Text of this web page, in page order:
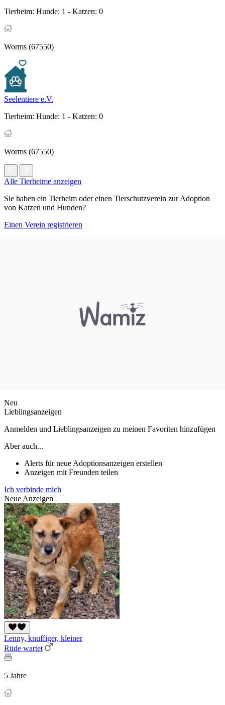
Tierheim: Hunde: 1 - Katzen: 0
Worms (67550)
Seelentiere e.V.
Tierheim: Hunde: 1 - Katzen: 0
Worms (67550)
Alle Tierheime anzeigen
Sie haben ein Tierheim oder einen Tierschutzverein zur Adoption
von Katzen und Hunden?
Einen Verein registrieren
Neu
Lieblingsanzeigen
Anmelden und Lieblingsanzeigen zu meinen Favoriten hinzufügen
Aber auch...
Alerts für neue Adoptionsanzeigen erstellen
Anzeigen mit Freunden teilen
Ich verbinde mich
Neue Anzeigen
Lenny, knuffiger, kleiner
Rüde wartet
5 Jahre